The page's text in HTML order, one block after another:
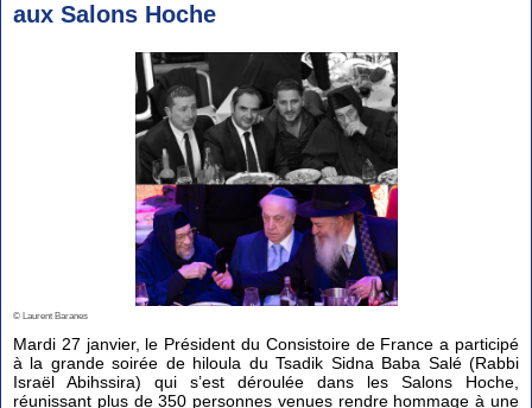
aux Salons Hoche
© Laurent Baranes
Mardi 27 janvier, le Président du Consistoire de France a participé
à la grande soirée de hiloula du Tsadik Sidna Baba Salé (Rabbi
Israël Abihssira) qui s’est déroulée dans les Salons Hoche,
réunissant plus de 350 personnes venues rendre hommage à une